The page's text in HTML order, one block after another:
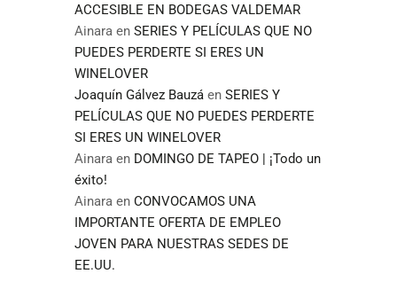
ACCESIBLE EN BODEGAS VALDEMAR
Ainara en SERIES Y PELÍCULAS QUE NO
PUEDES PERDERTE SI ERES UN
WINELOVER
Joaquín Gálvez Bauzá en SERIES Y
PELÍCULAS QUE NO PUEDES PERDERTE
SI ERES UN WINELOVER
Ainara en DOMINGO DE TAPEO | ¡Todo un
éxito!
Ainara en CONVOCAMOS UNA
IMPORTANTE OFERTA DE EMPLEO
JOVEN PARA NUESTRAS SEDES DE
EE.UU.